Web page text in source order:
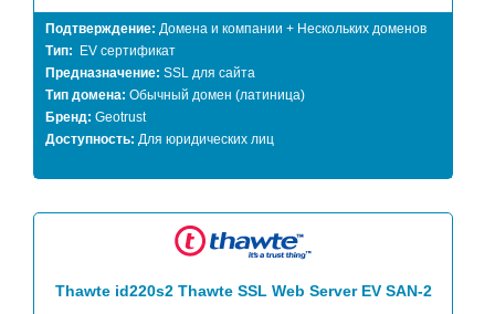
Подтверждение: Домена и компании + Нескольких доменов
Тип:
EV сертификат
Предназначение: SSL для сайта
Тип домена: Обычный домен (латиница)
Бренд: Geotrust
Доступность: Для юридических лиц
Thawte id220s2 Thawte SSL Web Server EV SAN-2